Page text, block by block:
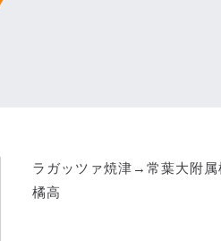
ラガッツァ焼津→常葉大附
橘高